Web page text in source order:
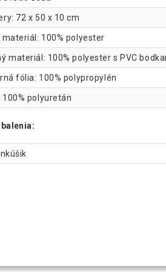
72 x 50 x 10 cm
materiál: 100% polyester
materiál: 100% polyester s PVC
fólia: 100% polypropylén
100% polyuretán
balenia: